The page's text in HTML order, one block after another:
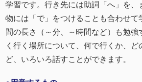
学習です。行き先には助詞「へ」を、
物には「で」をつけることも合わせて
間の長さ（～分、～時間など）も勉強
く行く場所について、何で行くか、ど
ど、いろいろ話すことができます。